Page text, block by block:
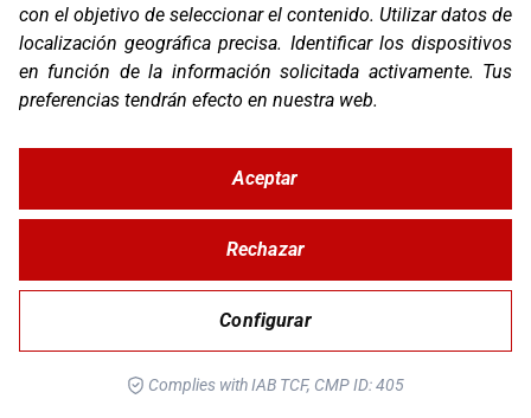
TFX4 WOMAN
con el objetivo de seleccionar el contenido. Utilizar datos de
localización geográfica precisa. Identificar los dispositivos
en función de la información solicitada activamente. Tus
preferencias tendrán efecto en nuestra web.
Configurar
Rechazar
Aceptar
Complies with IAB TCF, CMP ID: 405